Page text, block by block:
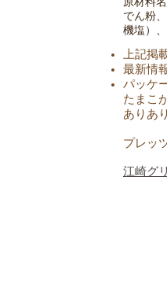
でん粉
機塩）
上記掲
最新情
パッケ
たまこ
ありあ
プレッ
江崎グ